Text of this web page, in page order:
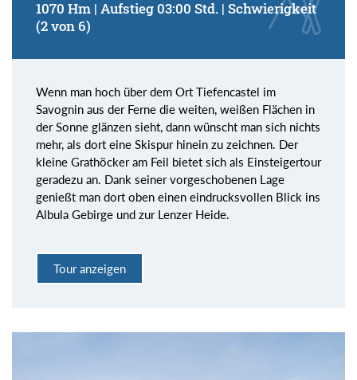
1070 Hm | Aufstieg 03:00 Std. | Schwierigkeit
(2 von 6)
Wenn man hoch über dem Ort Tiefencastel im
Savognin aus der Ferne die weiten, weißen Flächen in
der Sonne glänzen sieht, dann wünscht man sich nichts
mehr, als dort eine Skispur hinein zu zeichnen. Der
kleine Grathöcker am Feil bietet sich als Einsteigertour
geradezu an. Dank seiner vorgeschobenen Lage
genießt man dort oben einen eindrucksvollen Blick ins
Albula Gebirge und zur Lenzer Heide.
Tour anzeigen